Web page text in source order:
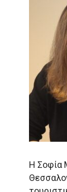
Η Σοφία